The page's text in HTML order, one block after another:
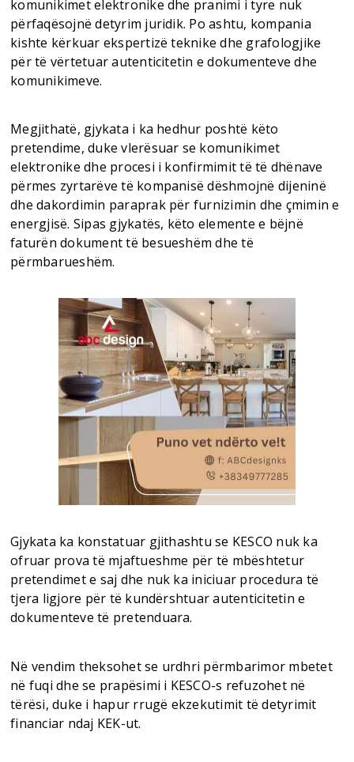
komunikimet elektronike dhe pranimi i tyre nuk
përfaqësojnë detyrim juridik. Po ashtu, kompania
kishte kërkuar ekspertizë teknike dhe grafologjike
për të vërtetuar autenticitetin e dokumenteve dhe
komunikimeve.
Megjithatë, gjykata i ka hedhur poshtë këto
pretendime, duke vlerësuar se komunikimet
elektronike dhe procesi i konfirmimit të të dhënave
përmes zyrtarëve të kompanisë dëshmojnë dijeninë
dhe dakordimin paraprak për furnizimin dhe çmimin e
energjisë. Sipas gjykatës, këto elemente e bëjnë
faturën dokument të besueshëm dhe të
përmbarueshëm.
Gjykata ka konstatuar gjithashtu se KESCO nuk ka
ofruar prova të mjaftueshme për të mbështetur
pretendimet e saj dhe nuk ka iniciuar procedura të
tjera ligjore për të kundërshtuar autenticitetin e
dokumenteve të pretenduara.
Në vendim theksohet se urdhri përmbarimor mbetet
në fuqi dhe se prapësimi i KESCO-s refuzohet në
tërësi, duke i hapur rrugë ekzekutimit të detyrimit
financiar ndaj KEK-ut.